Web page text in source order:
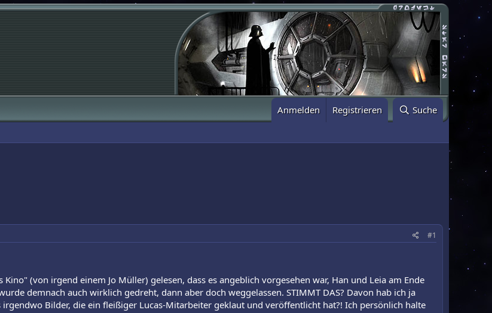
Anmelden Registrieren Suche
#1
(von irgend einem Jo Müller) gelesen, dass es angeblich vorgesehen war, Han und Leia am Ende
demnach auch wirklich gedreht, dann aber doch weggelassen. STIMMT DAS? Davon hab ich ja
Bilder, die ein fleißiger Lucas-Mitarbeiter geklaut und veröffentlicht hat?! Ich persönlich halte